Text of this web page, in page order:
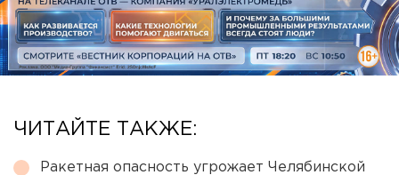
ЧИТАЙТЕ ТАКЖЕ:
Ракетная опасность угрожает Челябинской